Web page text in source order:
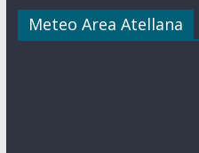
Meteo Area Atellana